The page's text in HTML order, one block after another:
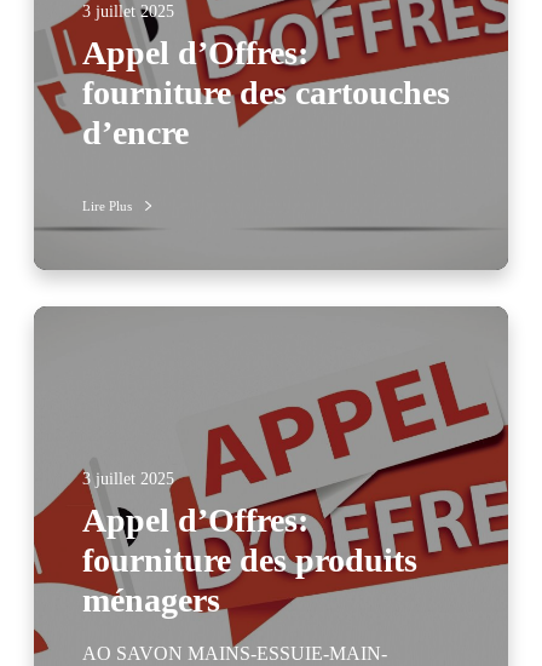
3 juillet 2025
Appel d’Offres:
fourniture des cartouches
d’encre
Lire Plus
3 juillet 2025
Appel d’Offres:
fourniture des produits
ménagers
AO SAVON MAINS-ESSUIE-MAIN-